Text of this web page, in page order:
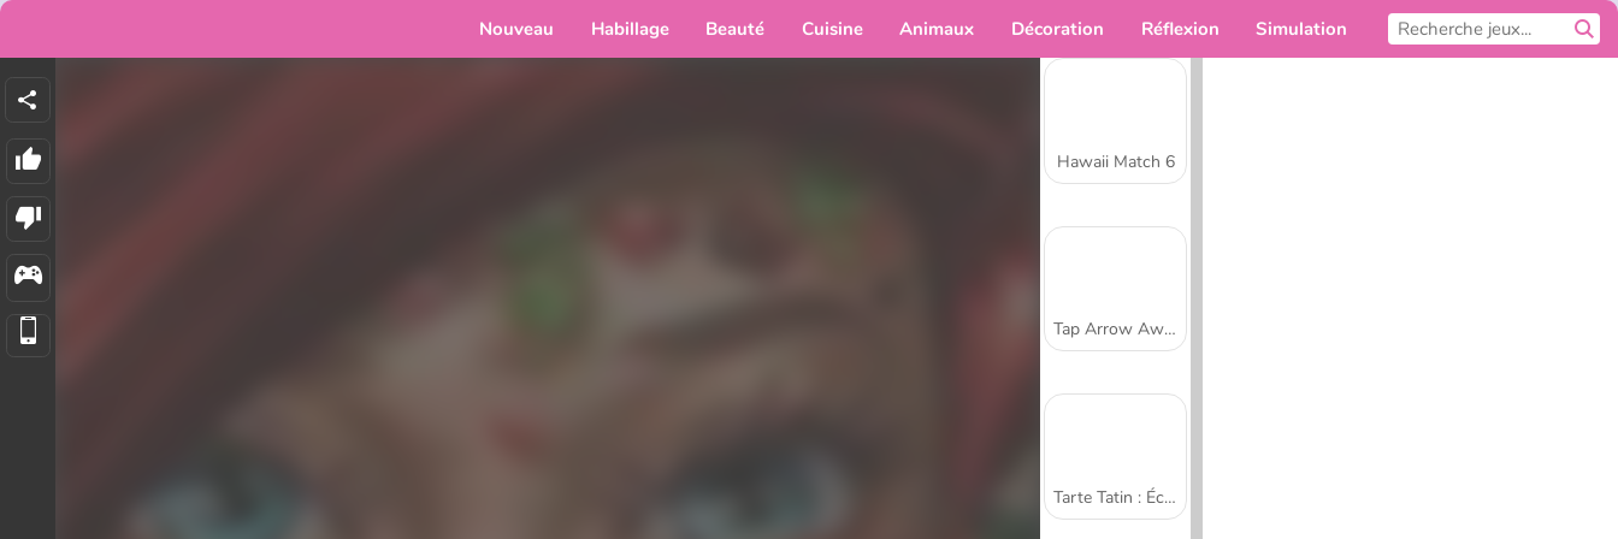
Nouveau Habillage Beauté Cuisine Animaux Décoration Réflexion Simulation
Hawaii Match 6
Tap Arrow Away
Tarte Tatin : École de cuisine de Sara